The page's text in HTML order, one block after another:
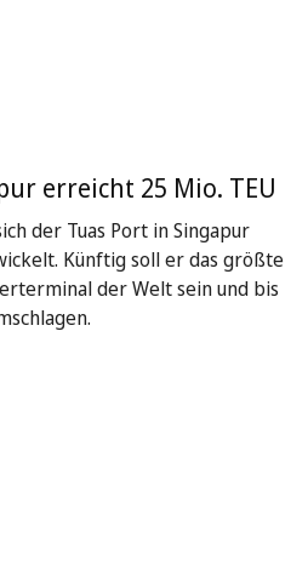
erreicht 25 Mio. TEU
der Tuas Port in Singapur
Künftig soll er das größte
der Welt sein und bis